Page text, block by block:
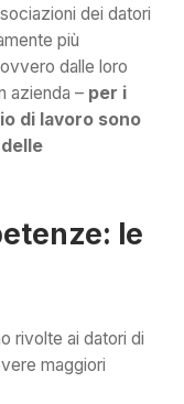
dei datori
più
dalle loro
azienda – per i
di lavoro sono
: le
rivolte ai datori di
maggiori